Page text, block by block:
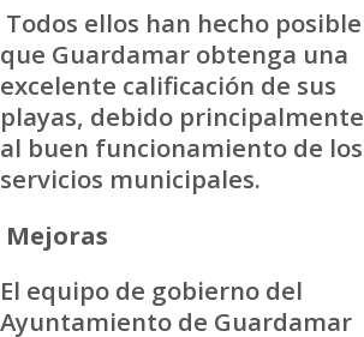
Todos ellos han hecho posible
que Guardamar obtenga una
excelente calificación de sus
playas, debido principalmente
al buen funcionamiento de los
servicios municipales.
Mejoras
El equipo de gobierno del
Ayuntamiento de Guardamar